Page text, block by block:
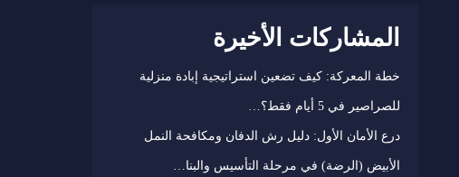
المشاركات الأخيرة
خطة المعركة: كيف تضعين استراتيجية إبادة منزلية
للصراصير في 5 أيام فقط؟…
درع الأمان الأول: دليل رش الدفان ومكافحة النمل
الأبيض (الرضة) في مرحلة التأسيس والبنا…